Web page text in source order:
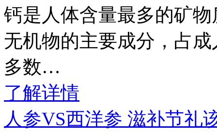
钙是人体含量最多的矿
无机物的主要成分，占
多数…
了解详情
人参VS西洋参 滋补节礼